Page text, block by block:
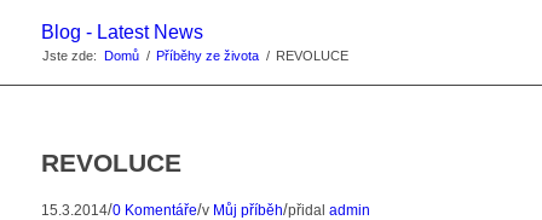
Blog - Latest News
Jste zde: Domů / Příběhy ze života / REVOLUCE
REVOLUCE
15.3.2014/0 Komentáře/v Můj příběh/přidal admin